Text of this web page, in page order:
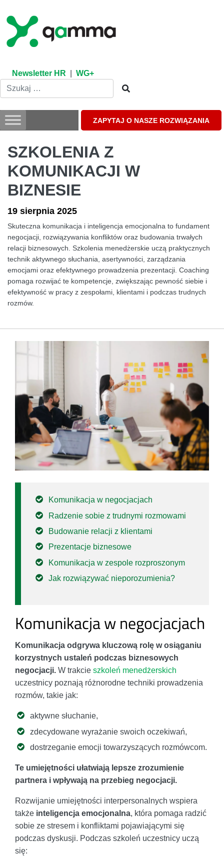
content
Newsletter HR WG+
ZAPYTAJ O NASZE ROZWIĄZANIA
SZKOLENIA Z
KOMUNIKACJI W
BIZNESIE
19 sierpnia 2025
Skuteczna komunikacja i inteligencja emocjonalna to fundament
negocjacji, rozwiązywania konfliktów oraz budowania trwałych
relacji biznesowych. Szkolenia menedżerskie uczą praktycznych
technik aktywnego słuchania, asertywności, zarządzania
emocjami oraz efektywnego prowadzenia prezentacji. Coaching
pomaga rozwijać te kompetencje, zwiększając pewność siebie i
efektywność w pracy z zespołami, klientami i podczas trudnych
rozmów.
Komunikacja w negocjacjach
Radzenie sobie z trudnymi rozmowami
Budowanie relacji z klientami
Prezentacje biznesowe
Komunikacja w zespole rozproszonym
Jak rozwiązywać nieporozumienia?
Komunikacja w negocjacjach
Komunikacja odgrywa kluczową rolę w osiąganiu
korzystnych ustaleń podczas biznesowych
negocjacji. W trakcie szkoleń menedżerskich
uczestnicy poznają różnorodne techniki prowadzenia
rozmów, takie jak:
aktywne słuchanie,
zdecydowane wyrażanie swoich oczekiwań,
dostrzeganie emocji towarzyszących rozmówcom.
Te umiejętności ułatwiają lepsze zrozumienie
partnera i wpływają na przebieg negocjacji.
Rozwijanie umiejętności interpersonalnych wspiera
także inteligencja emocjonalna, która pomaga radzić
sobie ze stresem i konfliktami pojawiającymi się
podczas dyskusji. Podczas szkoleń uczestnicy uczą
się: